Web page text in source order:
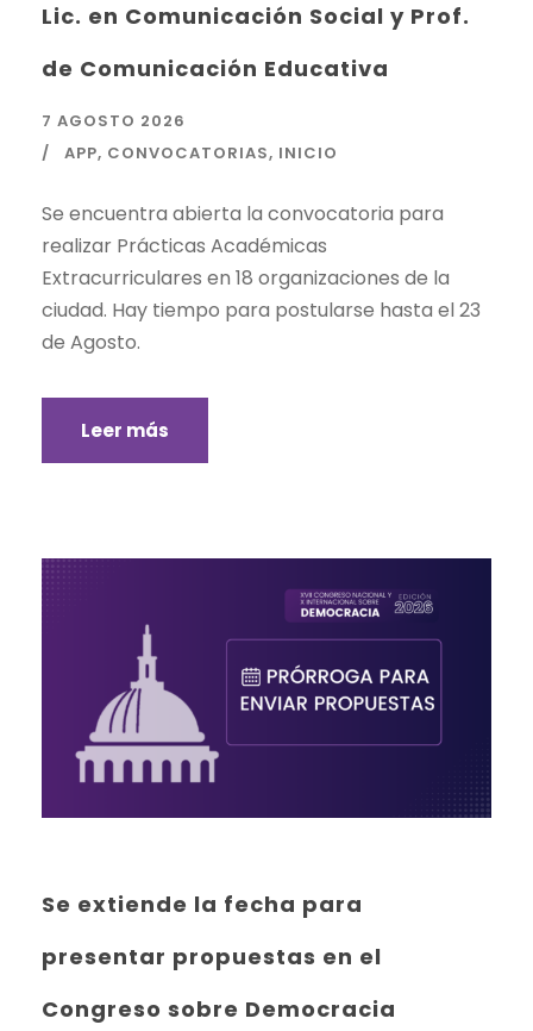
Lic. en Comunicación Social y Prof.
de Comunicación Educativa
7 AGOSTO 2026
APP, CONVOCATORIAS, INICIO
Se encuentra abierta la convocatoria para
realizar Prácticas Académicas
Extracurriculares en 18 organizaciones de la
ciudad. Hay tiempo para postularse hasta el 23
de Agosto.
Leer más
Se extiende la fecha para
presentar propuestas en el
Congreso sobre Democracia